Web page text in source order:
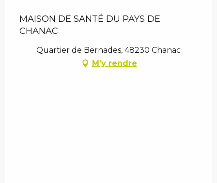
MAISON DE SANTÉ DU PAYS DE
CHANAC
Quartier de Bernades, 48230 Chanac
M'y rendre